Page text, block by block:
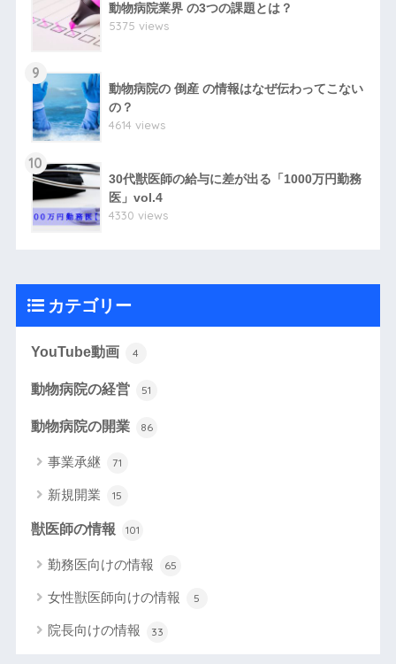
動物病院業界 の3つの課題とは？
5375 views
9
動物病院の 倒産 の情報はなぜ伝わってこない
の？
4614 views
10
30代獣医師の給与に差が出る「1000万円勤務
医」vol.4
4330 views
カテゴリー
YouTube動画 4
動物病院の経営 51
動物病院の開業 86
事業承継 71
新規開業 15
獣医師の情報 101
勤務医向けの情報 65
女性獣医師向けの情報 5
院長向けの情報 33